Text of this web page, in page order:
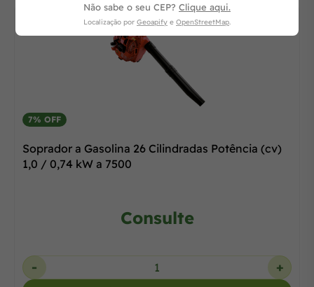
7% OFF
Soprador a Gasolina 26 Cilindradas Potência (cv)
1,0 / 0,74 kW a 7500
Consulte
- +
Não sabe o seu CEP? Clique aqui.
Localização por Geoapify e OpenStreetMap